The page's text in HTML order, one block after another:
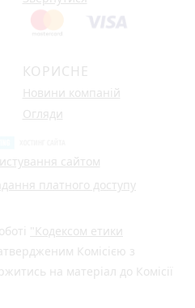
КОРИСНЕ
Новини компаній
Огляди
сайтом
платного доступу
"Кодексом етики
Комісією з
на матеріал до Комісії